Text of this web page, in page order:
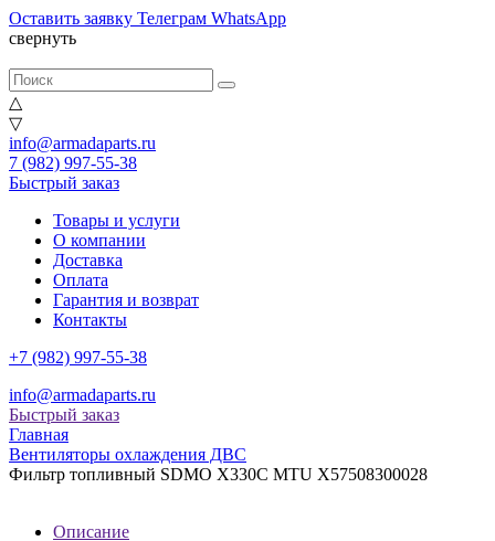
Оставить заявку Телеграм WhatsApp
свернуть
△
▽
info@armadaparts.ru
7 (982) 997-55-38
Быстрый заказ
Товары и услуги
О компании
Доставка
Оплата
Гарантия и возврат
Контакты
+7 (982) 997-55-38
info@armadaparts.ru
Быстрый заказ
Главная
Вентиляторы охлаждения ДВС
Фильтр топливный SDMO X330C MTU X57508300028
Описание